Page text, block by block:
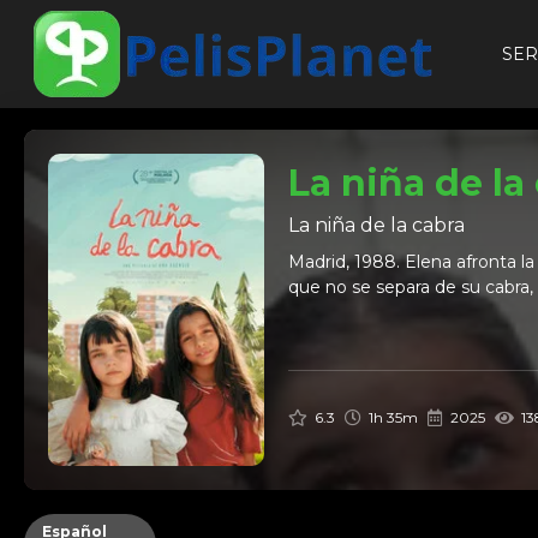
La niña de la
La niña de la cabra
Madrid, 1988. Elena afronta
que no se separa de su
6.3 1h 35m 2025
Español